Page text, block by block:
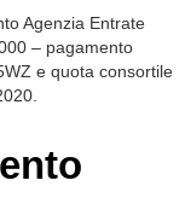
Agenzia Entrate
– pagamento
e quota consortile